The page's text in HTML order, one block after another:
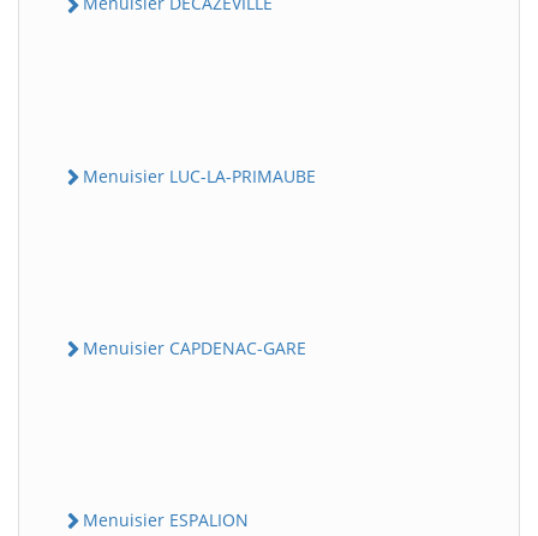
Menuisier LUC-LA-PRIMAUBE
Menuisier CAPDENAC-GARE
Menuisier ESPALION